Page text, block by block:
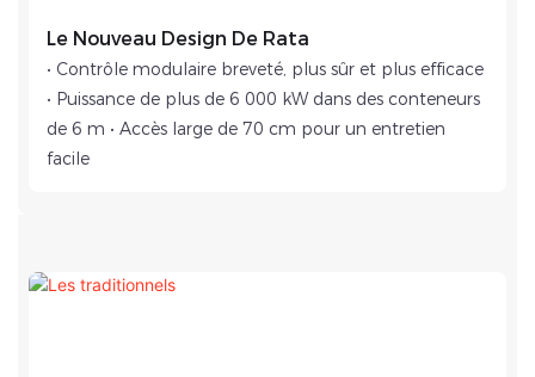
Le Nouveau Design De Rata
• Contrôle modulaire breveté, plus sûr et plus efficace
• Puissance de plus de 6 000 kW dans des conteneurs
de 6 m • Accès large de 70 cm pour un entretien
facile